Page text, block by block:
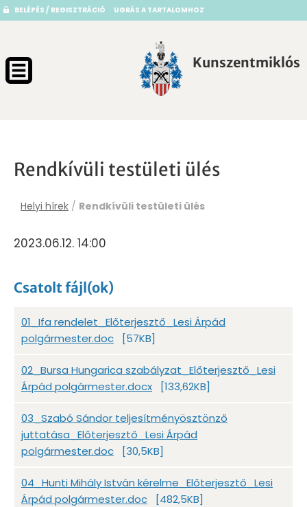
BELÉPÉS / REGISZTRÁCIÓ UGRÁS A TARTALOMHOZ
Kunszentmiklós
Rendkívüli testületi ülés
Helyi hírek / Rendkívüli testületi ülés
2023.06.12. 14:00
Csatolt fájl(ok)
01_Ifa rendelet_Előterjesztő_Lesi Árpád
polgármester.doc
[57KB]
02_Bursa Hungarica szabályzat_Előterjesztő_Lesi
Árpád polgármester.docx
[133,62KB]
03_Szabó Sándor teljesítményösztönző
juttatása_Előterjesztő_Lesi Árpád
polgármester.doc
[30,5KB]
04_Hunti Mihály István kérelme_Előterjesztő_Lesi
Árpád polgármester.doc
[482,5KB]